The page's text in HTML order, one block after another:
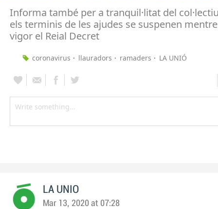
Informa també per a tranquil·litat del
els terminis de les ajudes se suspenen
vigor el Reial Decret
coronavirus llauradors ramaders LA UNIÓ
LA UNIO
Mar 13, 2020 at 07:28